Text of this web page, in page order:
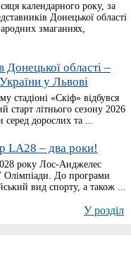
календарного року, за
Донецької області
змаганнях,
Донецької області –
у Львові
стадіоні «Скіф» відбувся
старт літнього сезону 2026
серед дорослих та ...
LA28 – два роки!
року Лос-Анджелес
До програми
вид спорту, а також ...
У розділ